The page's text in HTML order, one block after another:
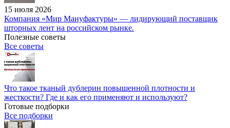
15 июля 2026
Компания «Мир Мануфактуры» — лидирующий поставщик
шторных лент на российском рынке.
Полезные советы
Все советы
Что такое тканый дублерин повышенной плотности и
жесткости? Где и как его применяют и используют?
Готовые подборки
Все подборки